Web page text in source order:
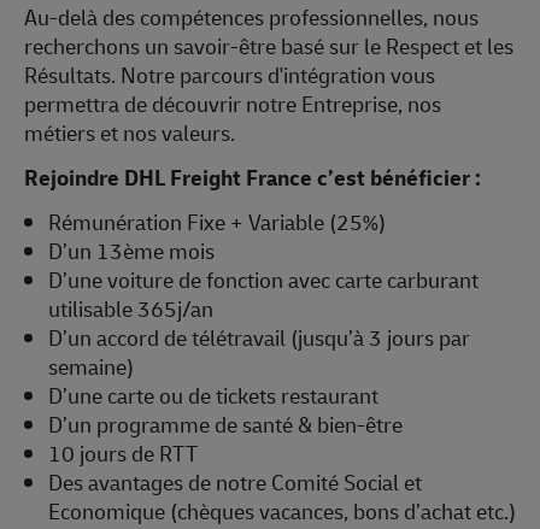
Au-delà des compétences professionnelles, nous
recherchons un savoir-être basé sur le Respect et les
Résultats. Notre parcours d'intégration vous
permettra de découvrir notre Entreprise, nos
métiers et nos valeurs.
Rejoindre DHL Freight France c’est bénéficier :
Rémunération Fixe + Variable (25%)
D’un 13ème mois
D’une voiture de fonction avec carte carburant
utilisable 365j/an
D’un accord de télétravail (jusqu’à 3 jours par
semaine)
D’une carte ou de tickets restaurant
D’un programme de santé & bien-être
10 jours de RTT
Des avantages de notre Comité Social et
Economique (chèques vacances, bons d’achat etc.)